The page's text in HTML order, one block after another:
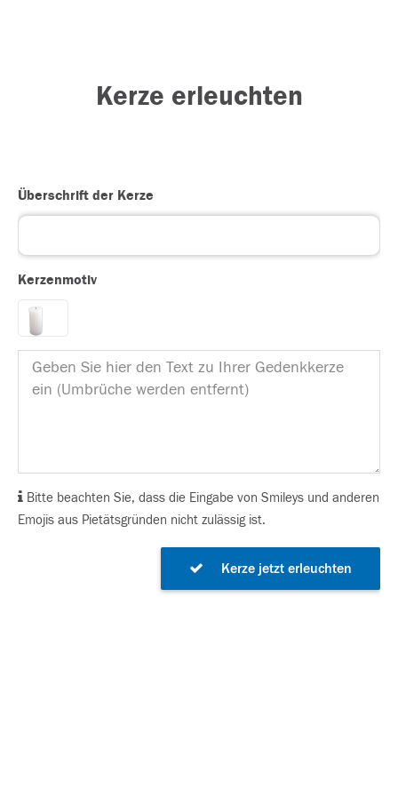
Kerze erleuchten
Überschrift der Kerze
Kerzenmotiv
Bitte beachten Sie, dass die Eingabe von Smileys und anderen
Emojis aus Pietätsgründen nicht zulässig ist.
Kerze jetzt erleuchten